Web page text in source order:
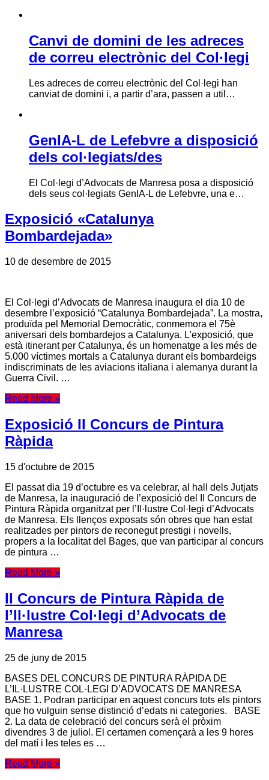
Canvi de domini de les adreces
de correu electrònic del Col·legi
Les adreces de correu electrònic del Col·legi han
canviat de domini i, a partir d’ara, passen a util…
GenIA-L de Lefebvre a disposició
dels col·legiats/des
El Col·legi d’Advocats de Manresa posa a disposició
dels seus col·legiats GenIA-L de Lefebvre, una e…
Exposició «Catalunya
Bombardejada»
10 de desembre de 2015
El Col·legi d’Advocats de Manresa inaugura el dia 10 de
desembre l’exposició “Catalunya Bombardejada”. La mostra,
produïda pel Memorial Democràtic, conmemora el 75è
aniversari dels bombardejos a Catalunya. L'exposició, que
està itinerant per Catalunya, és un homenatge a les més de
5.000 víctimes mortals a Catalunya durant els bombardeigs
indiscriminats de les aviacions italiana i alemanya durant la
Guerra Civil. …
Read More »
Exposició II Concurs de Pintura
Ràpida
15 d'octubre de 2015
El passat dia 19 d’octubre es va celebrar, al hall dels Jutjats
de Manresa, la inauguració de l’exposició del II Concurs de
Pintura Ràpida organitzat per l’Il·lustre Col·legi d’Advocats
de Manresa. Els llenços exposats són obres que han estat
realitzades per pintors de reconegut prestigi i novells,
propers a la localitat del Bages, que van participar al concurs
de pintura …
Read More »
II Concurs de Pintura Ràpida de
l’Il·lustre Col·legi d’Advocats de
Manresa
25 de juny de 2015
BASES DEL CONCURS DE PINTURA RÀPIDA DE
L’IL·LUSTRE COL·LEGI D’ADVOCATS DE MANRESA
BASE 1. Podran participar en aquest concurs tots els pintors
que ho vulguin sense distinció d’edats ni categories. BASE
2. La data de celebració del concurs serà el pròxim
divendres 3 de juliol. El certamen començarà a les 9 hores
del matí i les teles es …
Read More »